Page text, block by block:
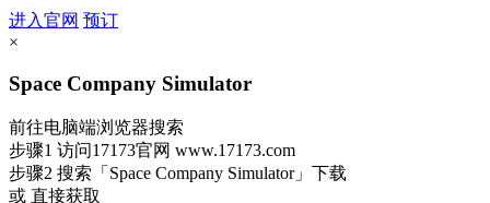
进入官网 预订
×
Space Company Simulator
前往电脑端浏览器搜索
步骤1 访问17173官网 www.17173.com
步骤2 搜索 「Space Company Simulator」 下载
或 直接获取